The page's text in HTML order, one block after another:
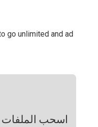
go unlimited and ad
اسحب الملفات